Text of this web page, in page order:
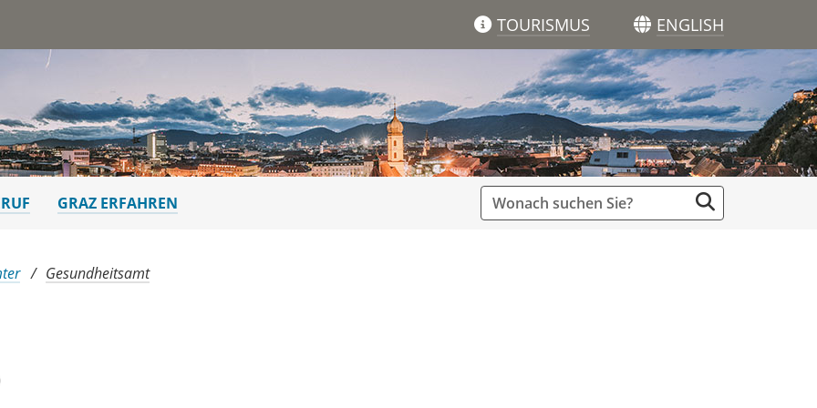
TOURISMUS ENGLISH
GRAZ ERFAHREN
Gesundheitsamt